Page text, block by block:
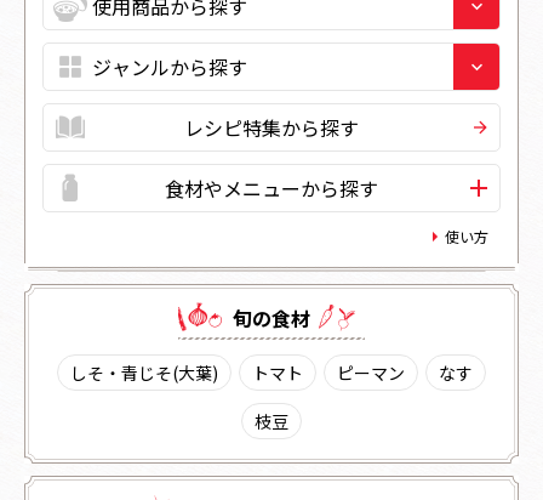
レシピ特集から探す
食材やメニューから探す
使い方
旬の⾷材
しそ・青じそ(大葉) トマト ピーマン
なす
枝豆